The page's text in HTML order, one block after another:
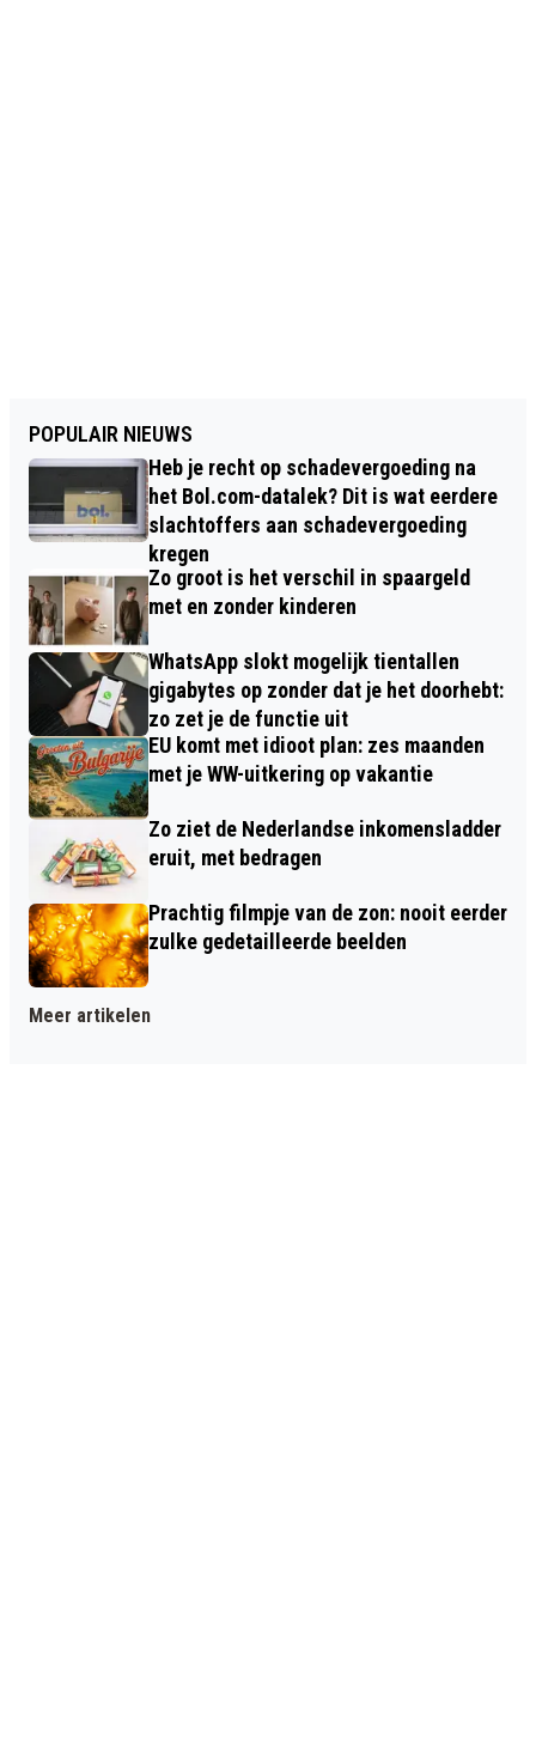
POPULAIR NIEUWS
Heb je recht op schadevergoeding na
het Bol.com-datalek? Dit is wat eerdere
slachtoffers aan schadevergoeding
kregen
Zo groot is het verschil in spaargeld
met en zonder kinderen
WhatsApp slokt mogelijk tientallen
gigabytes op zonder dat je het doorhebt:
zo zet je de functie uit
EU komt met idioot plan: zes maanden
met je WW-uitkering op vakantie
Zo ziet de Nederlandse inkomensladder
eruit, met bedragen
Prachtig filmpje van de zon: nooit eerder
zulke gedetailleerde beelden
Meer artikelen